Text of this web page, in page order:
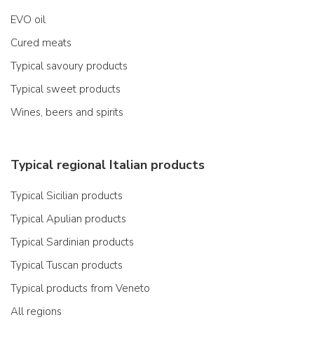
EVO oil
Cured meats
Typical savoury products
Typical sweet products
Wines, beers and spirits
Typical regional Italian products
Typical Sicilian products
Typical Apulian products
Typical Sardinian products
Typical Tuscan products
Typical products from Veneto
All regions